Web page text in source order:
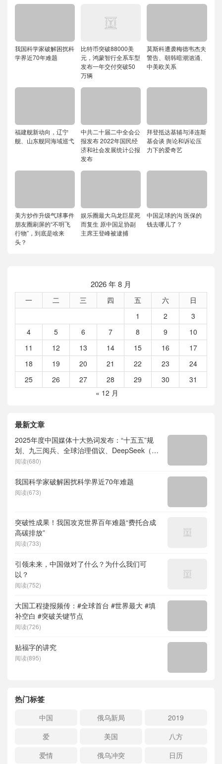
我国科学家破解困扰科
学界近70年难题
比特币突破88000美
元，鸿蒙智行全系车型
发布一年交付突破50
万辆
莫斯科遭袭梅德韦杰夫
警告、朝韩暗潮汹涌、
中美欧关系
福建舰新动向，辽宁
舰、山东舰同海域巡弋
中共二十届二中全会公
报发布 2022年国民经
济和社会发展统计公报
发布
拜登抵达基辅与泽连斯
基会谈 舆论和诉讼压
力下的爱奇艺
美方炒作升级气球事件
朋友圈刷屏的“不明飞
行物”，到底是啥来
头？
娱乐圈最大乌龙巨星死
而复生 原中国足协副
主席王登峰被逮捕
中国足球的沟 医保的
钱去哪儿了？
2026 年 8 月
一 二 三 四 五 六
日
1
2
3
4
5 6 7 8 9
10
11
12 13 14 15 16
17
18
19 20 21 22 23
24
25
26 27 28 29 30
31
« 12 月
最新文章
2025年度中国媒体十大热词发布：“十五五”规
划、九三阅兵、全球治理倡议、DeepSeek（深
度求索）、人形机器人、苏超、票根经济、育
阅读(680)
我国科学家破解困扰科学界近70年难题
阅读(673)
突破性成果！我国攻克世界百年难题“费托合成
高碳排放”
阅读(733)
引领未来，中国做对了什么？为什么我们可
以？
阅读(752)
大国工程捷报频传：#全球首台 #世界最大 #填
补空白 #突破关键节点
阅读(726)
贴福字的讲究
阅读(895)
热门标签
中国 俄乌新局
2019
爱
美国
八方
爱情
俄乌冲突 日历